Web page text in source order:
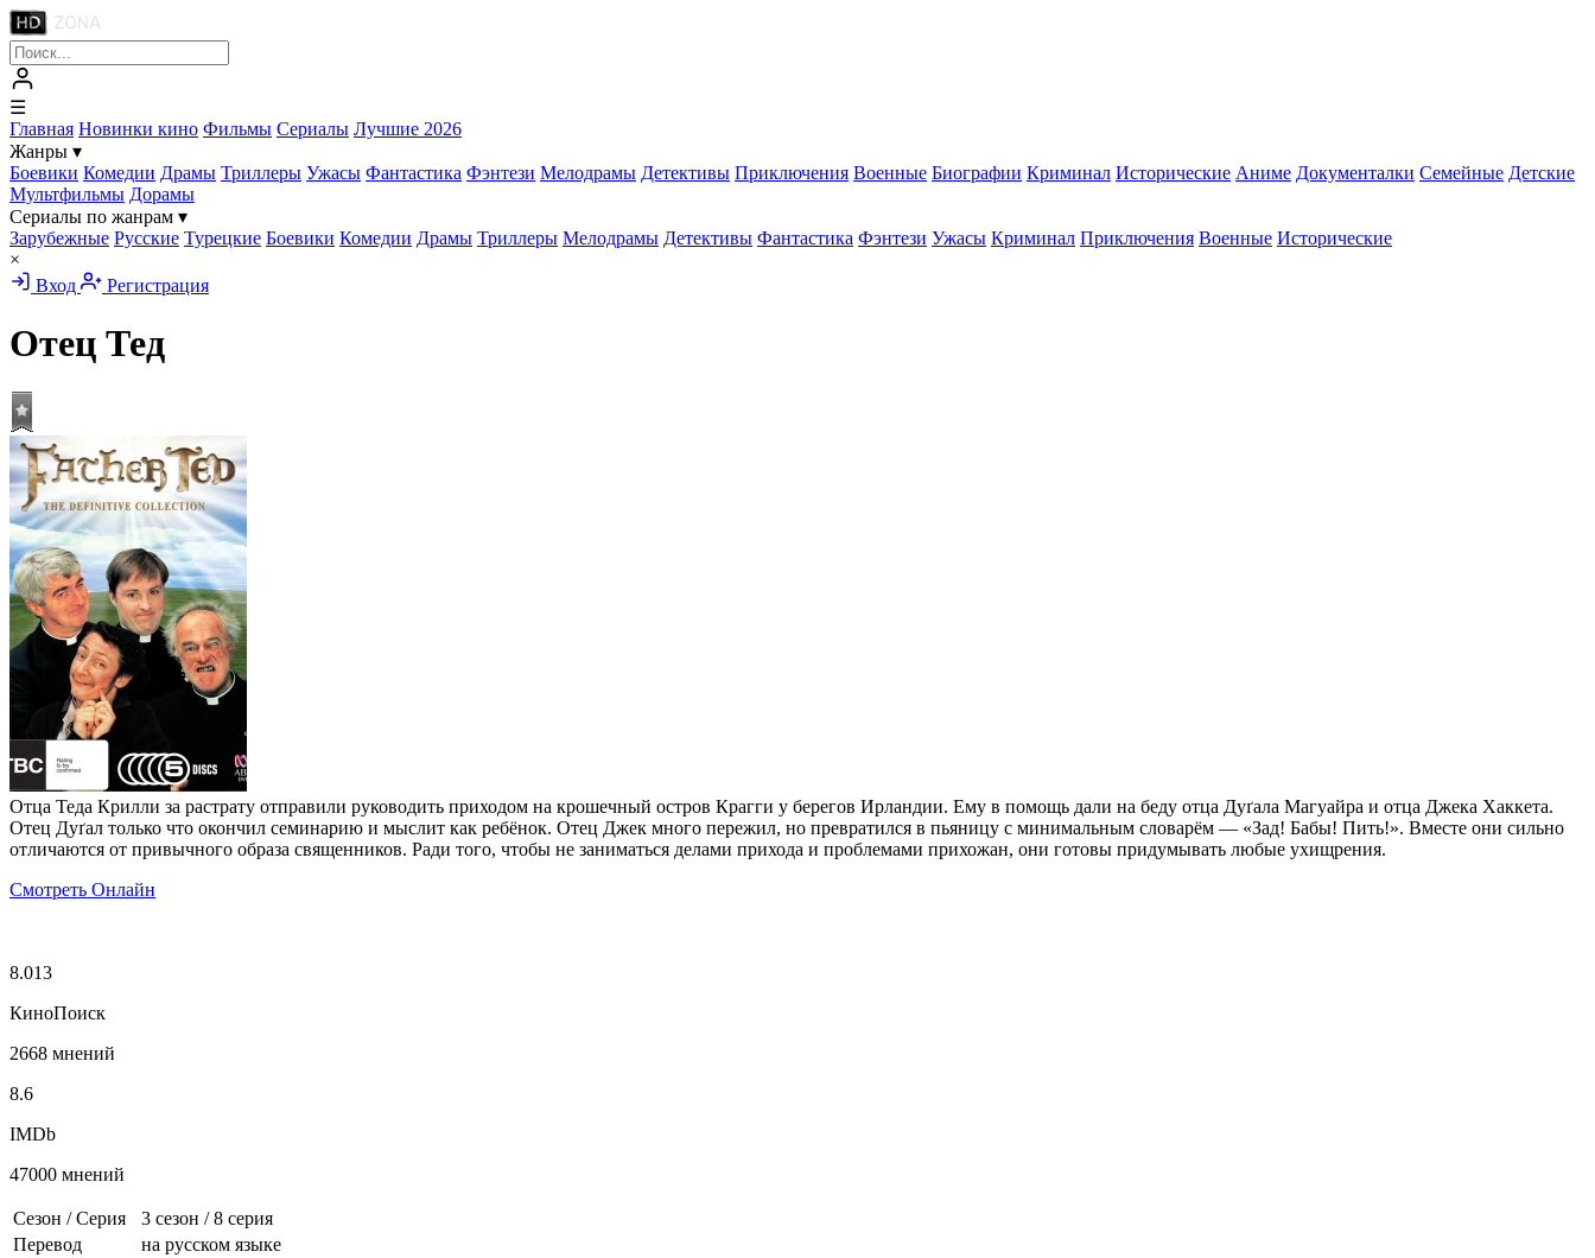
☰
Главная Новинки кино Фильмы Сериалы Лучшие 2026
Жанры ▾
Боевики Комедии Драмы Триллеры Ужасы Фантастика Фэнтези Мелодрамы Детективы Приключения Военные Биографии Криминал Исторические Аниме Документалки Семейные Детские
Мультфильмы Дорамы
Сериалы по жанрам ▾
Зарубежные Русские Турецкие Боевики Комедии Драмы Триллеры Мелодрамы Детективы Фантастика Фэнтези Ужасы Криминал Приключения Военные Исторические
×
Вход
Регистрация
Отец Тед
Отца Теда Крилли за растрату отправили руководить приходом на крошечный остров Крагги у берегов Ирландии. Ему в помощь дали на беду отца Дуґала Магуайра и отца Джека Хаккета.
Отец Дуґал только что окончил семинарию и мыслит как ребёнок. Отец Джек много пережил, но превратился в пьяницу с минимальным словарём — «Зад! Бабы! Пить!». Вместе они сильно
отличаются от привычного образа священников. Ради того, чтобы не заниматься делами прихода и проблемами прихожан, они готовы придумывать любые ухищрения.
Смотреть Онлайн
8.013
КиноПоиск
2668 мнений
8.6
IMDb
47000 мнений
Сезон / Серия 3 сезон /8 серия
Перевод
на русском языке